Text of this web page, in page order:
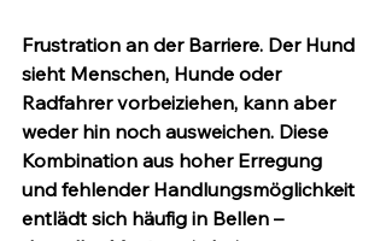
Frustration an der Barriere. Der Hund
sieht Menschen, Hunde oder
Radfahrer vorbeiziehen, kann aber
weder hin noch ausweichen. Diese
Kombination aus hoher Erregung
und fehlender Handlungsmöglichkeit
entlädt sich häufig in Bellen –